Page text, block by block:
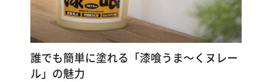
誰でも簡単に塗れる「漆喰うま～くヌレー
ル」の魅力